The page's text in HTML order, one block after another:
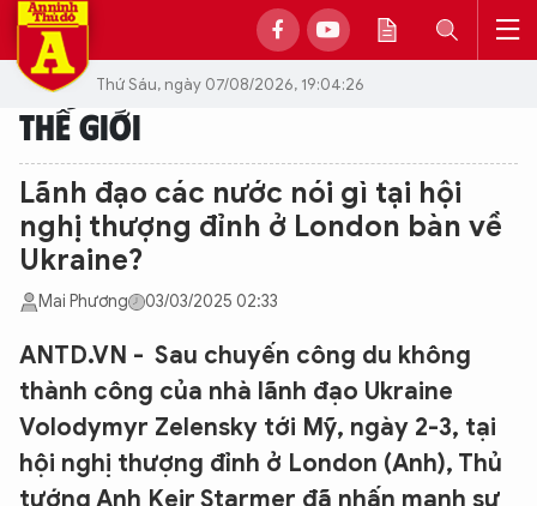
Thứ Sáu, ngày 07/08/2026, 19:04:26
THẾ GIỚI
Lãnh đạo các nước nói gì tại hội
nghị thượng đỉnh ở London bàn về
Ukraine?
Mai Phương 03/03/2025 02:33
ANTD.VN - Sau chuyến công du không
thành công của nhà lãnh đạo Ukraine
Volodymyr Zelensky tới Mỹ, ngày 2-3, tại
hội nghị thượng đỉnh ở London (Anh), Thủ
tướng Anh Keir Starmer đã nhấn mạnh sự